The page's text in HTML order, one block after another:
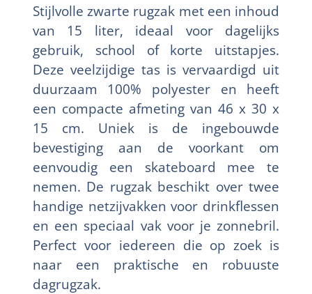
Stijlvolle zwarte rugzak met een inhoud
van 15 liter, ideaal voor dagelijks
gebruik, school of korte uitstapjes.
Deze veelzijdige tas is vervaardigd uit
duurzaam 100% polyester en heeft
een compacte afmeting van 46 x 30 x
15 cm. Uniek is de ingebouwde
bevestiging aan de voorkant om
eenvoudig een skateboard mee te
nemen. De rugzak beschikt over twee
handige netzijvakken voor drinkflessen
en een speciaal vak voor je zonnebril.
Perfect voor iedereen die op zoek is
naar een praktische en robuuste
dagrugzak.